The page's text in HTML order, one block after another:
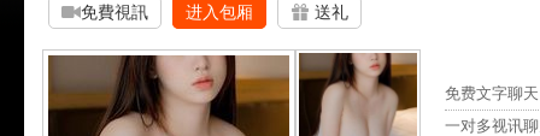
免費視訊 进入包厢 送礼
免费文字聊
一对多视讯